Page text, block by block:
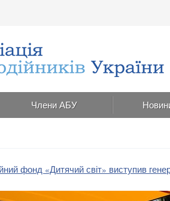
Члени АБУ
фонд «Дитячий світ» виступив